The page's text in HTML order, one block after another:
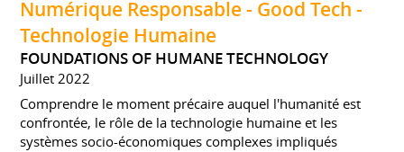
Numérique Responsable - Good Tech -
Technologie Humaine
FOUNDATIONS OF HUMANE TECHNOLOGY
Juillet 2022
Comprendre le moment précaire auquel l'humanité est
confrontée, le rôle de la technologie humaine et les
systèmes socio-économiques complexes impliqués